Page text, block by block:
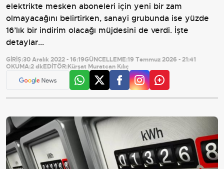
elektrikte mesken aboneleri için yeni bir zam
olmayacağını belirtirken, sanayi grubunda ise yüzde
16’lık bir indirim olacağı müjdesini de verdi. İşte
detaylar...
GİRİŞ:30 Aralık 2022 - 16:19GÜNCELLEME:19 Temmuz 2026 - 21:41
OKUMA:2 dkEDİTÖR:Kürşat Muratcan Kılıç